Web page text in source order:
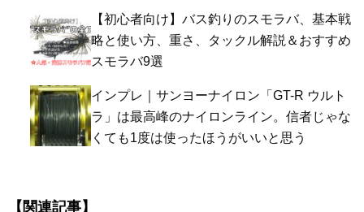
【初心者向け】バス釣りのスモラバ、基本戦
略と使い方、重さ、タックル解説＆おすすめ
スモラバ9選
インプレ｜サンヨーナイロン「GT-R ウルト
ラ」は最高峰のナイロンライン。信者じゃな
くても1度は使ったほうがいいと思う
【関連記事】